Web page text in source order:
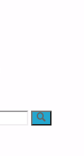
Suche